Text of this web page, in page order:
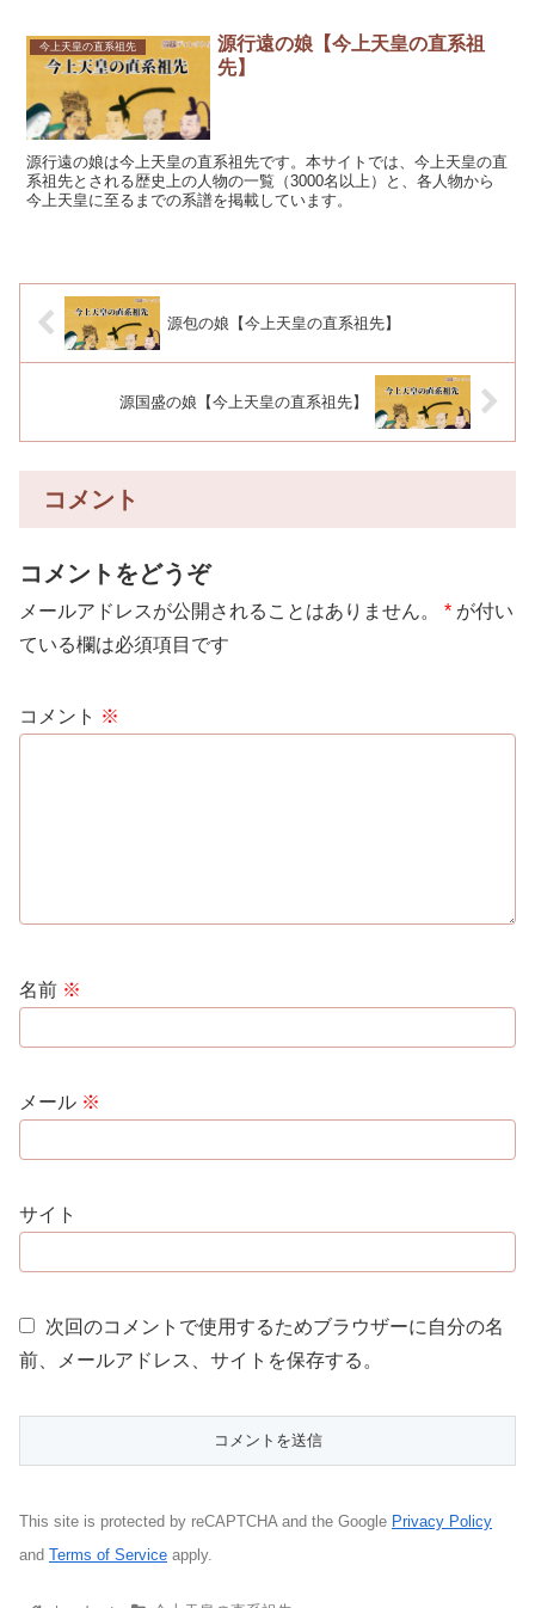
今上天皇の直系祖先
源行遠の娘【今上天皇の直系祖
先】
源行遠の娘は今上天皇の直系祖先です。本サイトでは、今上天皇の直
系祖先とされる歴史上の人物の一覧（3000名以上）と、各人物から
今上天皇に至るまでの系譜を掲載しています。
源包の娘【今上天皇の直系祖先】
源国盛の娘【今上天皇の直系祖先】
コメント
コメントをどうぞ
メールアドレスが公開されることはありません。 * が付い
ている欄は必須項目です
コメント ※
名前 ※
メール ※
サイト
次回のコメントで使用するためブラウザーに自分の名
前、メールアドレス、サイトを保存する。
This site is protected by reCAPTCHA and the Google Privacy Policy
and Terms of Service apply.